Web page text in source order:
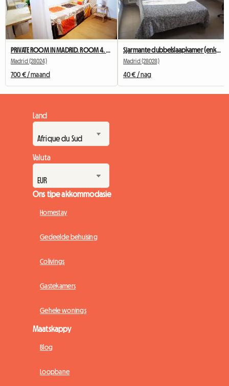
Madrid (28024)
700 € / maand
Sjarmante dubbelslaapkamer (enkelgebruik).
Madrid (28028)
40 € / nag
Land
Valuta
Ons tipe akkommodasie
Homestay
Gedeelde behuising
Colivings
Gastekamers
Gehele wonings
Maatskappy
Blog
Loopbane